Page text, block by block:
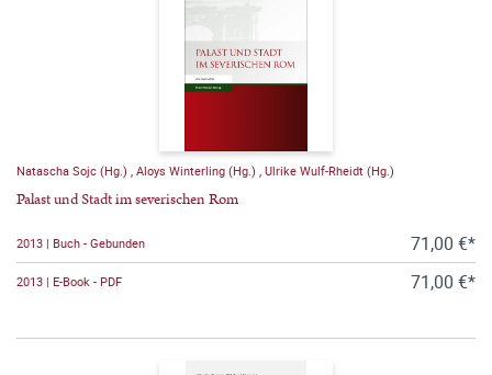
Natascha Sojc (Hg.) Aloys Winterling (Hg.) Ulrike Wulf-Rheidt (Hg.)
Palast und Stadt im severischen Rom
2013 | Buch - Gebunden 71,00 €*
2013 | E-Book - PDF 71,00 €*